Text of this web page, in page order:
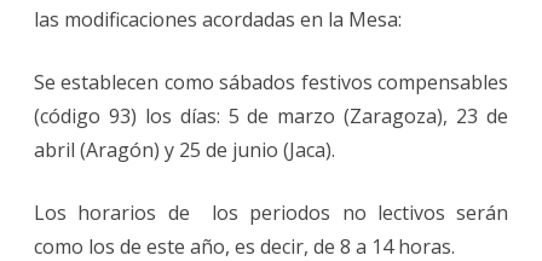
las modificaciones acordadas en la Mesa:
Se establecen como sábados festivos compensables
(código 93) los días: 5 de marzo (Zaragoza), 23 de
abril (Aragón) y 25 de junio (Jaca).
Los horarios de los periodos no lectivos serán
como los de este año, es decir, de 8 a 14 horas.